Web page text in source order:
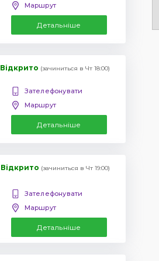
Маршрут
Детальніше
Відкрито (зачиниться в Чт 18:00)
Зателефонувати
Маршрут
Детальніше
Відкрито (зачиниться в Чт 19:00)
Зателефонувати
Маршрут
Детальніше